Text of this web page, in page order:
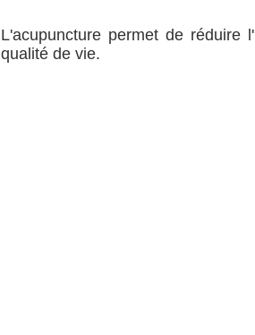
L'acupuncture permet de réduire
qualité de vie.